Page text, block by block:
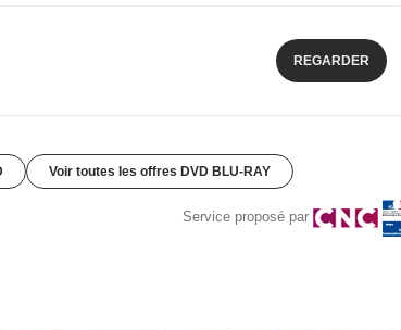
REGARDER
Voir toutes les offres DVD BLU-RAY
Service proposé par